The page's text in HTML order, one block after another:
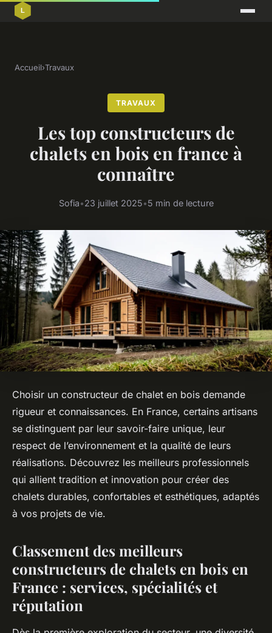
Accueil›Travaux
TRAVAUX
Les top constructeurs de
chalets en bois en france à
connaître
Sofia•23 juillet 2025•5 min de lecture
Choisir un constructeur de chalet en bois demande
rigueur et connaissances. En France, certains artisans
se distinguent par leur savoir-faire unique, leur
respect de l’environnement et la qualité de leurs
réalisations. Découvrez les meilleurs professionnels
qui allient tradition et innovation pour créer des
chalets durables, confortables et esthétiques, adaptés
à vos projets de vie.
Classement des meilleurs
constructeurs de chalets en bois en
France : services, spécialités et
réputation